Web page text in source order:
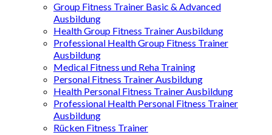
Group Fitness Trainer Basic & Advanced
Ausbildung
Health Group Fitness Trainer Ausbildung
Professional Health Group Fitness Trainer
Ausbildung
Medical Fitness und Reha Training
Personal Fitness Trainer Ausbildung
Health Personal Fitness Trainer Ausbildung
Professional Health Personal Fitness Trainer
Ausbildung
Rücken Fitness Trainer